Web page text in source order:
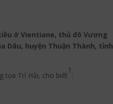
ở Vientiane, thủ đô Vương
Dâu, huyện Thuận Thành, tỉnh
tọa Trí Hải, cho biết
1
: